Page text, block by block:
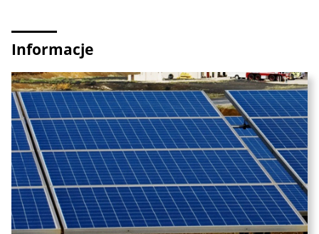
Informacje